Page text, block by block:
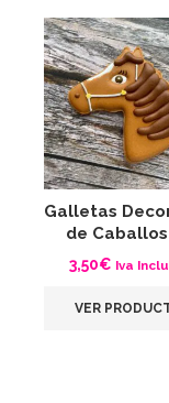
Galletas
de
3,50€ Iva
VER